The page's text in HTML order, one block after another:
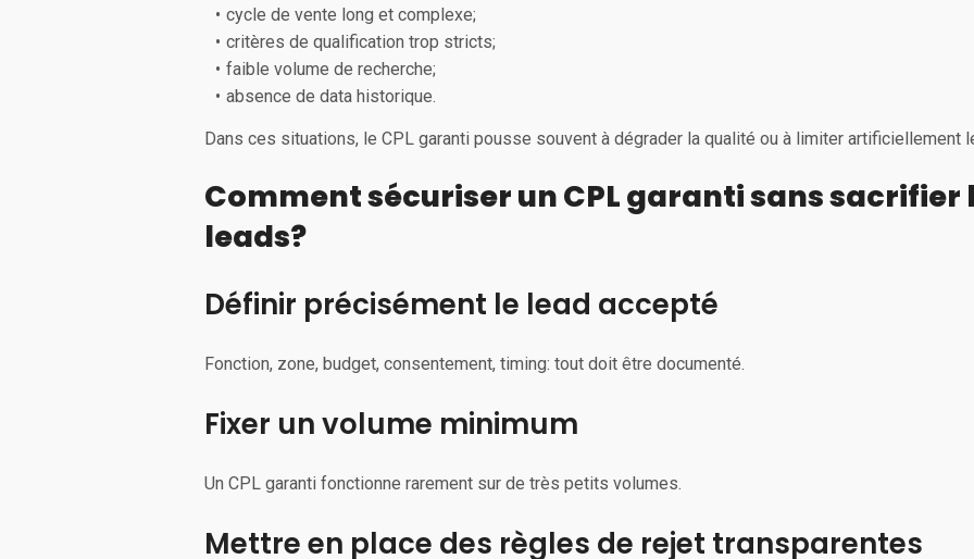
cycle de vente long et complexe;
critères de qualification trop stricts;
faible volume de recherche;
absence de data historique.
Dans ces situations, le CPL garanti pousse souvent à dégrader la qualité ou à limiter artificiellement
Comment sécuriser un CPL garanti sans sacrifier
leads?
Définir précisément le lead accepté
Fonction, zone, budget, consentement, timing: tout doit être documenté.
Fixer un volume minimum
Un CPL garanti fonctionne rarement sur de très petits volumes.
Mettre en place des règles de rejet transparentes